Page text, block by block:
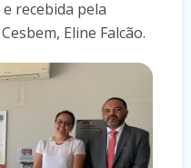
recebida pela
Eline Falcão.